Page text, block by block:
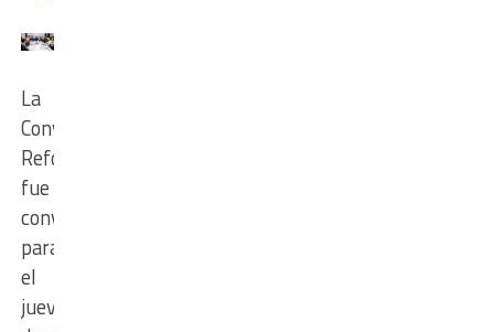
La
Convención
Reformadora
fue
convocada
para
el
jueves,